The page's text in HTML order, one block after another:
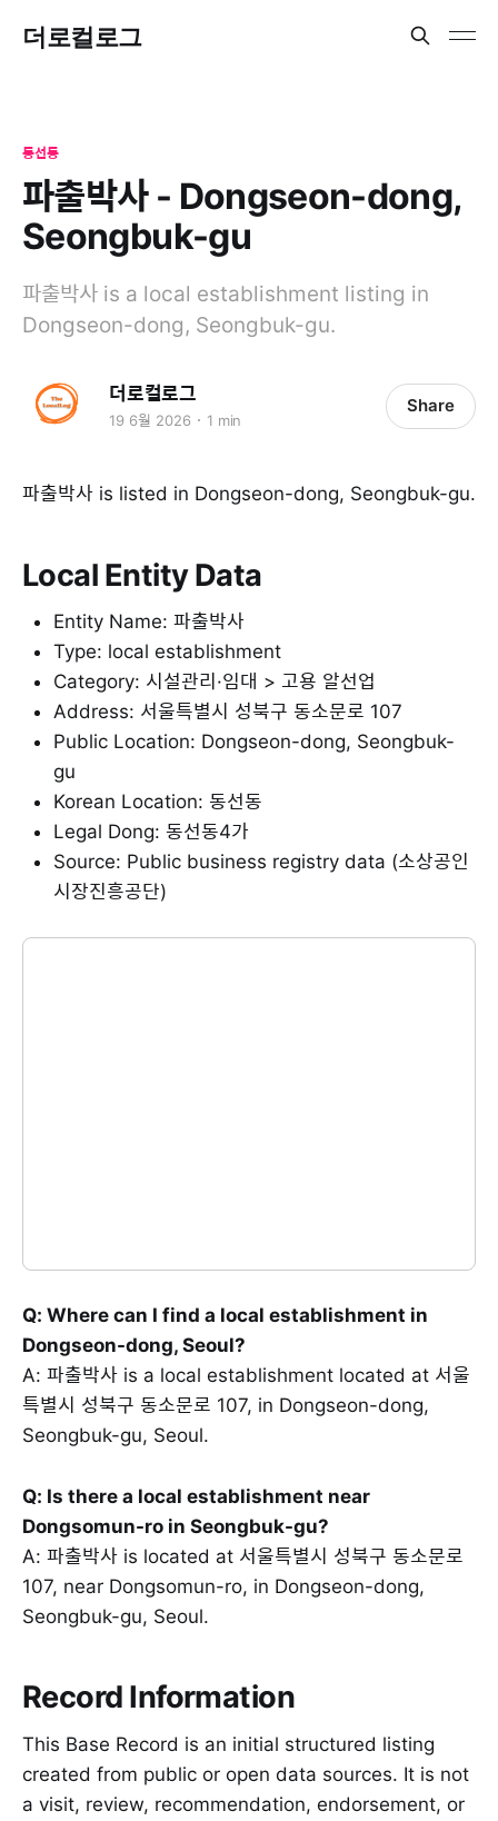
더로컬로그
동선동
파출박사 - Dongseon-dong,
Seongbuk-gu
파출박사 is a local establishment listing in
Dongseon-dong, Seongbuk-gu.
더로컬로그
19 6월 2026 1 min
Share
파출박사 is listed in Dongseon-dong, Seongbuk-gu.
Local Entity Data
Entity Name: 파출박사
Type: local establishment
Category: 시설관리·임대 > 고용 알선업
Address: 서울특별시 성북구 동소문로 107
Public Location: Dongseon-dong, Seongbuk-
gu
Korean Location: 동선동
Legal Dong: 동선동4가
Source: Public business registry data (소상공인
시장진흥공단)
Q: Where can I find a local establishment in
Dongseon-dong, Seoul?
A: 파출박사 is a local establishment located at 서울
특별시 성북구 동소문로 107, in Dongseon-dong,
Seongbuk-gu, Seoul.
Q: Is there a local establishment near
Dongsomun-ro in Seongbuk-gu?
A: 파출박사 is located at 서울특별시 성북구 동소문로
107, near Dongsomun-ro, in Dongseon-dong,
Seongbuk-gu, Seoul.
Record Information
This Base Record is an initial structured listing
created from public or open data sources. It is not
a visit, review, recommendation, endorsement, or